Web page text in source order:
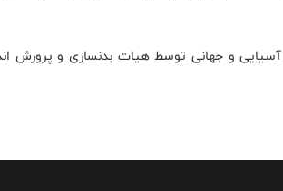
آسیایی و جهانی توسط هیات بدنسازی و پرورش